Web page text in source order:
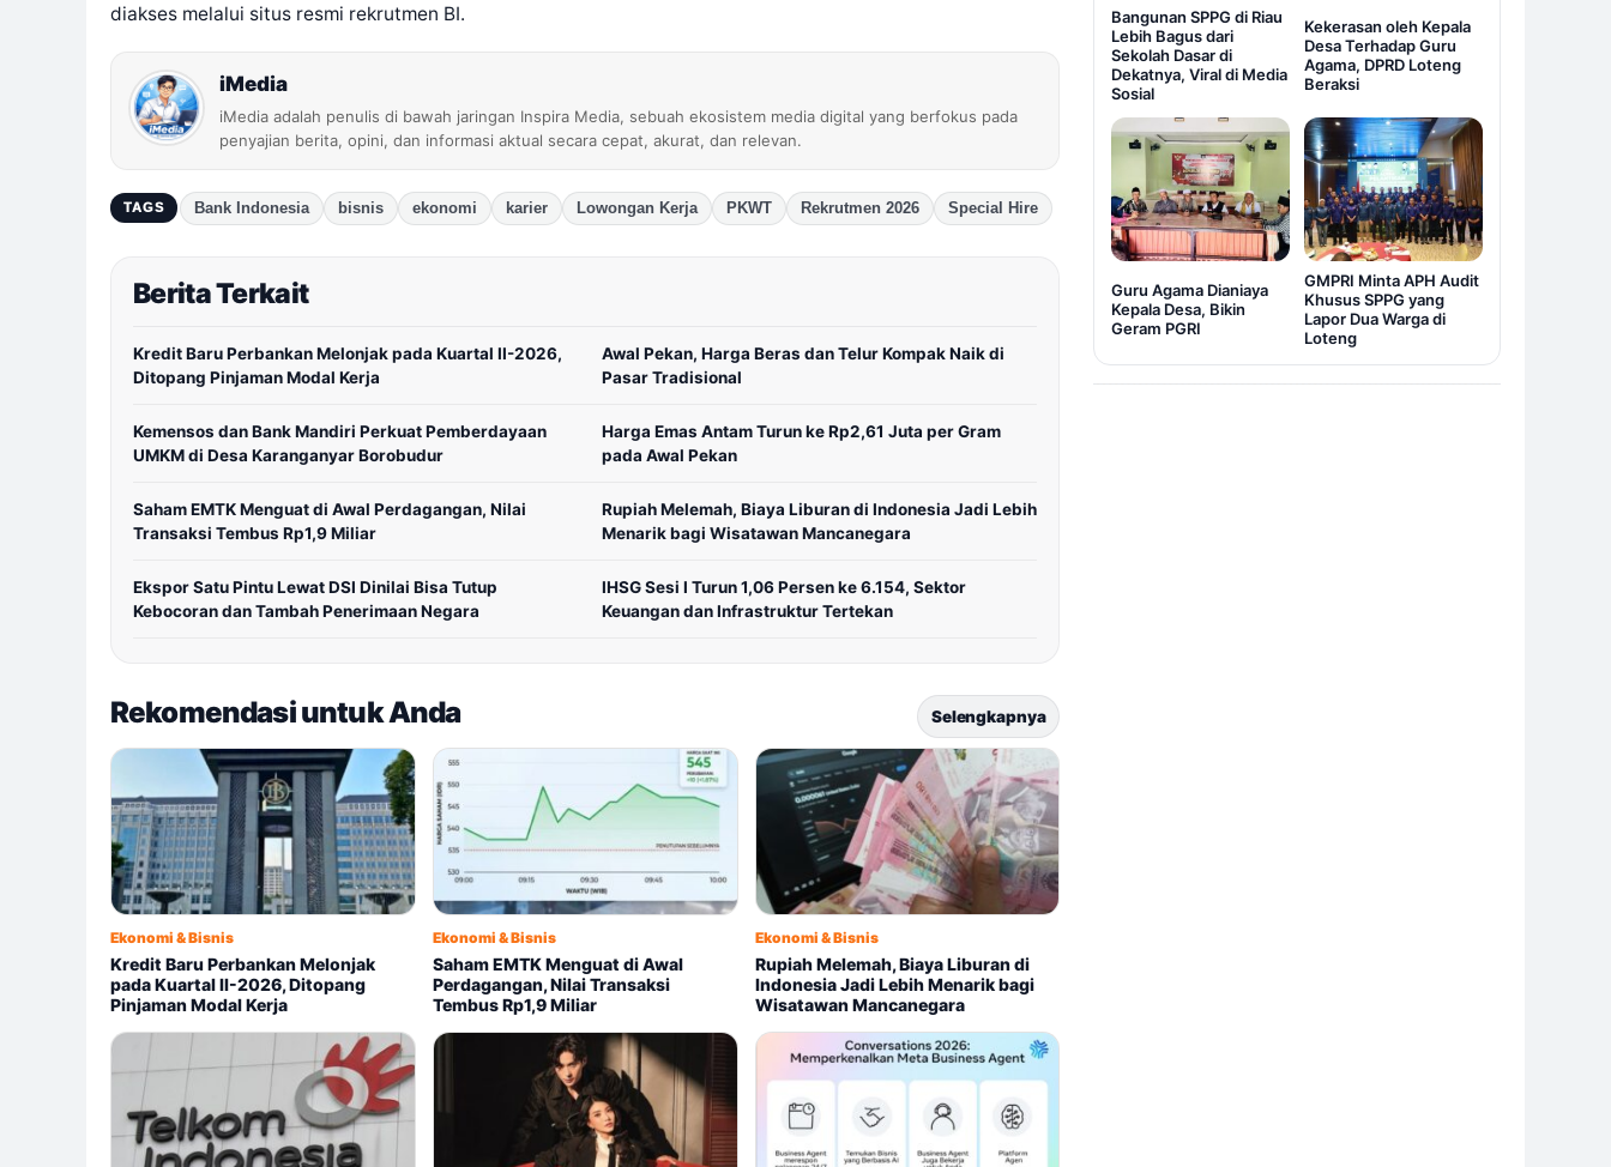
diakses melalui situs resmi rekrutmen BI.
iMedia
iMedia adalah penulis di bawah jaringan Inspira Media, sebuah ekosistem media digital yang berfokus pada
penyajian berita, opini, dan informasi aktual secara cepat, akurat, dan relevan.
TAGS Bank Indonesia bisnis ekonomi karier Lowongan Kerja PKWT Rekrutmen 2026 Special Hire
Berita Terkait
Kredit Baru Perbankan Melonjak pada Kuartal II-2026,
Ditopang Pinjaman Modal Kerja
Awal Pekan, Harga Beras dan Telur Kompak Naik di
Pasar Tradisional
Kemensos dan Bank Mandiri Perkuat Pemberdayaan
UMKM di Desa Karanganyar Borobudur
Harga Emas Antam Turun ke Rp2,61 Juta per Gram
pada Awal Pekan
Saham EMTK Menguat di Awal Perdagangan, Nilai
Transaksi Tembus Rp1,9 Miliar
Rupiah Melemah, Biaya Liburan di Indonesia Jadi Lebih
Menarik bagi Wisatawan Mancanegara
Ekspor Satu Pintu Lewat DSI Dinilai Bisa Tutup
Kebocoran dan Tambah Penerimaan Negara
IHSG Sesi I Turun 1,06 Persen ke 6.154, Sektor
Keuangan dan Infrastruktur Tertekan
Rekomendasi untuk Anda Selengkapnya
Ekonomi & Bisnis
Kredit Baru Perbankan Melonjak
pada Kuartal II-2026, Ditopang
Pinjaman Modal Kerja
Ekonomi & Bisnis
Saham EMTK Menguat di Awal
Perdagangan, Nilai Transaksi
Tembus Rp1,9 Miliar
Ekonomi & Bisnis
Rupiah Melemah, Biaya Liburan di
Indonesia Jadi Lebih Menarik bagi
Wisatawan Mancanegara
Bangunan SPPG di Riau
Lebih Bagus dari
Sekolah Dasar di
Dekatnya, Viral di Media
Sosial
Kekerasan oleh Kepala
Desa Terhadap Guru
Agama, DPRD Loteng
Beraksi
Guru Agama Dianiaya
Kepala Desa, Bikin
Geram PGRI
GMPRI Minta APH Audit
Khusus SPPG yang
Lapor Dua Warga di
Loteng